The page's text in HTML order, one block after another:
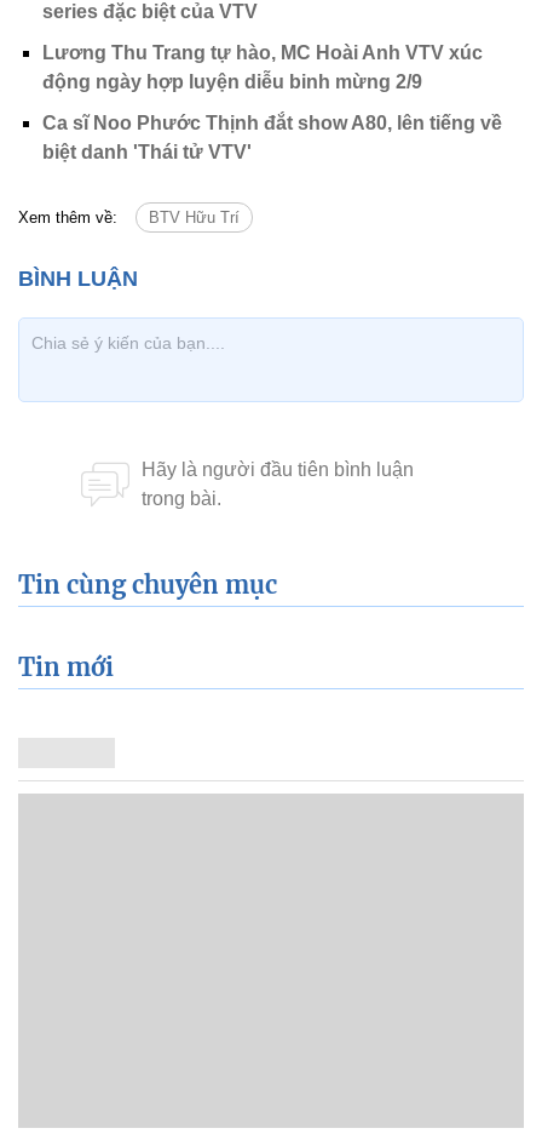
series đặc biệt của VTV
Lương Thu Trang tự hào, MC Hoài Anh VTV xúc
động ngày hợp luyện diễu binh mừng 2/9
Ca sĩ Noo Phước Thịnh đắt show A80, lên tiếng về
biệt danh 'Thái tử VTV'
Xem thêm về: BTV Hữu Trí
Tin cùng chuyên mục
Tin mới